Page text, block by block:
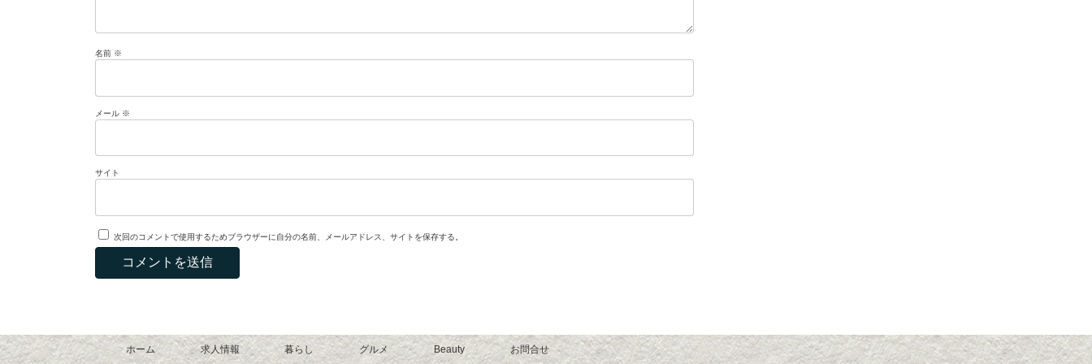
名前 ※
メール ※
サイト
次回のコメントで使用するためブラウザーに自分の名前、メールアドレス、サイトを保存する。
ホーム 求人情報 暮らし グルメ Beauty お問合せ